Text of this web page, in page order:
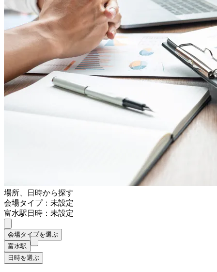
場所、日時から探す
会場タイプ：未設定
富水駅日時：未設定
会場タイプを選ぶ
富水駅
日時を選ぶ